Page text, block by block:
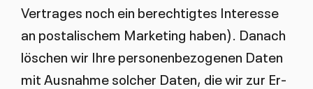
Ver­tra­ges noch ein be­rech­tig­tes In­ter­es­se
an po­sta­li­schem Mar­ke­ting ha­ben). Da­nach
lö­schen wir Ih­re per­so­nen­be­zo­ge­nen Da­ten
mit Aus­nah­me sol­cher Da­ten, die wir zur Er­